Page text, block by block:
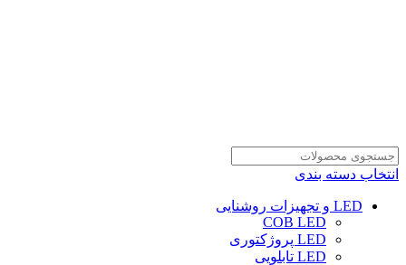
انتخاب دسته بندی
LED و تجهیزات روشنایی
COB LED
LED پروژکتوری
LED تابلویی